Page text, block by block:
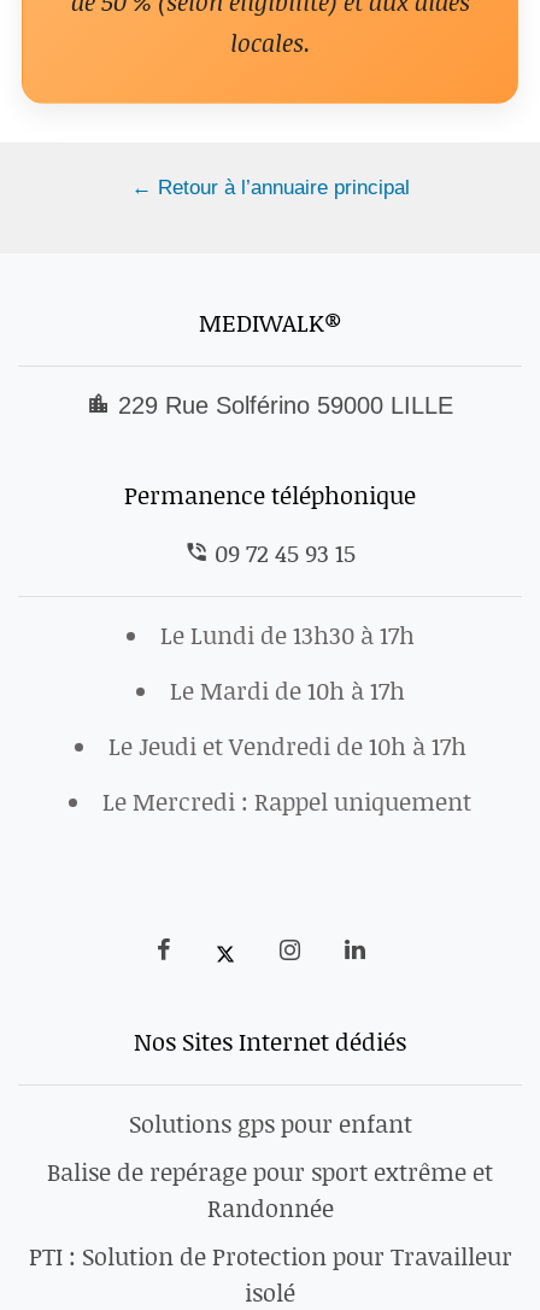
locales.
← Retour à l’annuaire principal
MEDIWALK®
229 Rue Solférino 59000 LILLE
Permanence téléphonique
09 72 45 93 15
Le Lundi de 13h30 à 17h
Le Mardi de 10h à 17h
Le Jeudi et Vendredi de 10h à 17h
Le Mercredi : Rappel uniquement
Nos Sites Internet dédiés
Solutions gps pour enfant
Balise de repérage pour sport extrême et
Randonnée
PTI : Solution de Protection pour Travailleur
isolé